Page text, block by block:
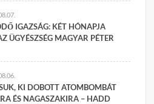
IGAZSÁG: KÉT HÓNAPJA
ÜGYÉSZSÉG MAGYAR PÉTER
KI DOBOTT ATOMBOMBÁT
ÉS NAGASZAKIRA – HADD